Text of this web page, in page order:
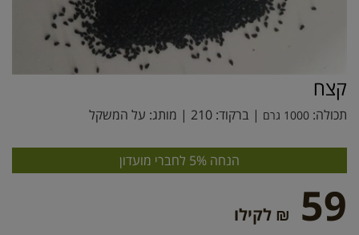
קצח
תכולה: 1000 גרם | ברקוד: 210 | מותג: על המשקל
הנחה 5% לחברי מועדון
59 ₪ לקילו